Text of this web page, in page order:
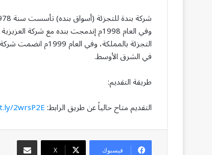
وفي العام 1998م إندمجت بنده مع
التجزئة بالمملكة،
في الشرق الأوسط.
طريقة التقديم:
التقديم متاح حالياً عن طريق الرابط:2wrsP2E
فيسبوك ‫X
مشاركة عبر البريد